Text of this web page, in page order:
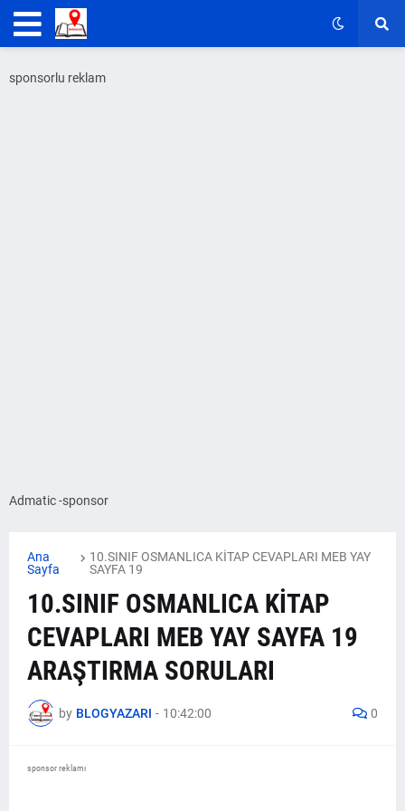
sponsorlu reklam
Admatic -sponsor
Ana
Sayfa
10.SINIF OSMANLICA KİTAP CEVAPLARI MEB YAY
SAYFA 19
10.SINIF OSMANLICA KİTAP
CEVAPLARI MEB YAY SAYFA 19
ARAŞTIRMA SORULARI
by BLOGYAZARI - 10:42:00 0
sponsor reklamı